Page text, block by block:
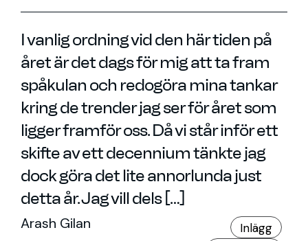
I vanlig ordning vid den här tiden på
året är det dags för mig att ta fram
spåkulan och redogöra mina tankar
kring de trender jag ser för året som
ligger framför oss. Då vi står inför ett
skifte av ett decennium tänkte jag
dock göra det lite annorlunda just
detta år. Jag vill dels […]
Arash Gilan
Inlägg